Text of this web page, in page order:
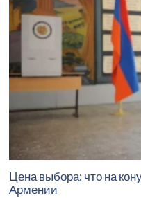
Цена выбора: что на
Армении